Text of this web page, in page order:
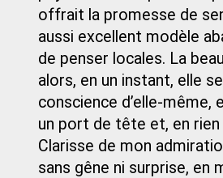
offrait la promesse de
aussi excellent modèle
de penser locales. La
alors, en un instant, elle
conscience d’elle-même,
un port de tête et, en rien
Clarisse de mon
sans gêne ni surprise,